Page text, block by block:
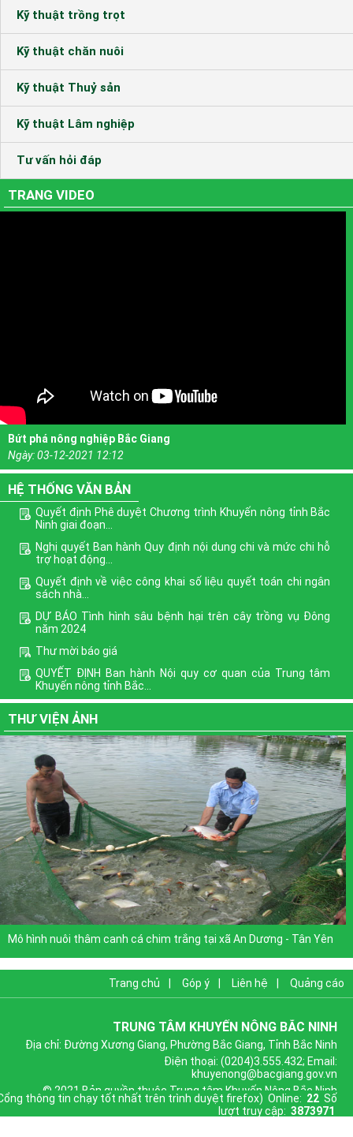
Kỹ thuật trồng trọt
Kỹ thuật chăn nuôi
Kỹ thuật Thuỷ sản
Kỹ thuật Lâm nghiệp
Tư vấn hỏi đáp
TRANG VIDEO
Bứt phá nông nghiệp Bắc Giang
Ngày:03-12-2021 12:12
HỆ THỐNG VĂN BẢN
Quyết định Phê duyệt Chương trình Khuyến nông tỉnh Bắc
Ninh giai đoạn...
Nghị quyết Ban hành Quy định nội dung chi và mức chi hỗ
trợ hoạt động...
Quyết định về việc công khai số liệu quyết toán chi ngân
sách nhà...
DỰ BÁO Tình hình sâu bệnh hại trên cây trồng vụ Đông
năm 2024
Thư mời báo giá
QUYẾT ĐỊNH Ban hành Nội quy cơ quan của Trung tâm
Khuyến nông tỉnh Bắc...
thôn mới giai...
Định hướng nội dung phổ biến giáo dục pháp luật quý III
năm 2022
Xem thêm
THƯ VIỆN ẢNH
Mô hình nuôi thâm canh cá chim trắng tại xã An Dương - Tân Yên
Trang chủ Góp ý Liên hệ Quảng cáo
TRUNG TÂM KHUYẾN NÔNG BẮC NINH
Địa chỉ: Đường Xương Giang, Phường Bắc Giang, Tỉnh Bắc Ninh
Điện thoại: (0204)3.555.432; Email:
khuyenong@bacgiang.gov.vn
© 2021 Bản quyền thuộc Trung tâm Khuyến Nông Bắc Ninh
thông tin chạy tốt nhất trên trình duyệt firefox) Online: 22 Số
lượt truy cập: 3873971